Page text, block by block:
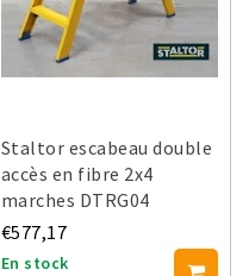
Staltor escabeau double
accès en fibre 2x4
marches DTRG04
€577,17
En stock